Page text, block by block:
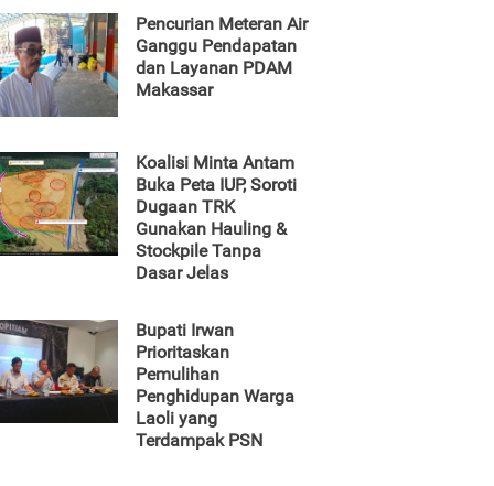
Pencurian Meteran Air
Ganggu Pendapatan
dan Layanan PDAM
Makassar
Koalisi Minta Antam
Buka Peta IUP, Soroti
Dugaan TRK
Gunakan Hauling &
Stockpile Tanpa
Dasar Jelas
Bupati Irwan
Prioritaskan
Pemulihan
Penghidupan Warga
Laoli yang
Terdampak PSN